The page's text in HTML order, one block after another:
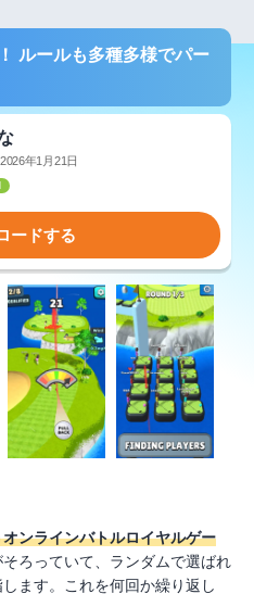
ルールも多種多様でパー
年1月21日
ードする
ンラインバトルロイヤルゲー
ろっていて、ランダムで選ばれ
ます。これを何回か繰り返し